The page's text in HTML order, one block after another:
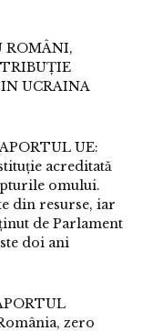
ROMÂNI,
UCRAINA
UE:
acreditată
omului.
din resurse, iar
de Parlament
doi ani
zero